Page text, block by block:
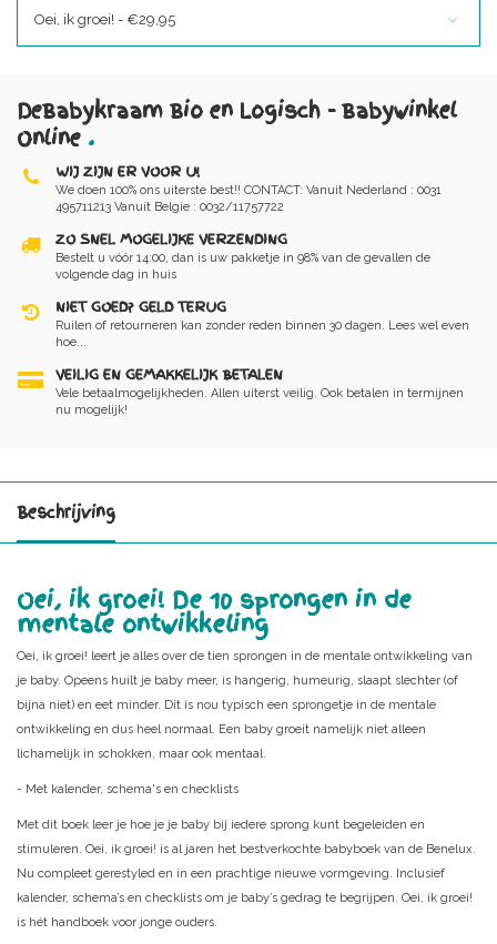
Oei, ik groei! - €29,95
DeBabykraam Bio en Logisch - Babywinkel
Online .
WIJ ZIJN ER VOOR U!
We doen 100% ons uiterste best!! CONTACT: Vanuit Nederland : 0031
495711213 Vanuit Belgie : 0032/11757722
ZO SNEL MOGELIJKE VERZENDING
Bestelt u vóór 14:00, dan is uw pakketje in 98% van de gevallen de
volgende dag in huis
NIET GOED? GELD TERUG
Ruilen of retourneren kan zonder reden binnen 30 dagen. Lees wel even
hoe...
VEILIG EN GEMAKKELIJK BETALEN
Vele betaalmogelijkheden. Allen uiterst veilig. Ook betalen in termijnen
nu mogelijk!
Beschrijving
Oei, ik groei! De 10 sprongen in de
mentale ontwikkeling
Oei, ik groei! leert je alles over de tien sprongen in de mentale ontwikkeling van
je baby. Opeens huilt je baby meer, is hangerig, humeurig, slaapt slechter (of
bijna niet) en eet minder. Dit is nou typisch een sprongetje in de mentale
ontwikkeling en dus heel normaal. Een baby groeit namelijk niet alleen
lichamelijk in schokken, maar ook mentaal.
- Met kalender, schema's en checklists
Met dit boek leer je hoe je je baby bij iedere sprong kunt begeleiden en
stimuleren. Oei, ik groei! is al jaren het bestverkochte babyboek van de Benelux.
Nu compleet gerestyled en in een prachtige nieuwe vormgeving. Inclusief
kalender, schema’s en checklists om je baby’s gedrag te begrijpen. Oei, ik groei!
is hét handboek voor jonge ouders.